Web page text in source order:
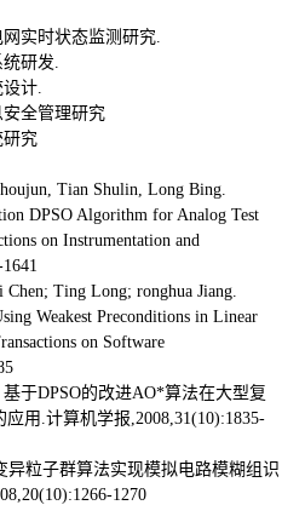
实时状态监测研究.
研发.
计.
全管理研究
研究
Tian Shulin, Long Bing.
DPSO Algorithm for Analog Test
on Instrumentation and
Ting Long; ronghua Jiang.
Weakest Preconditions in Linear
on Software
于DPSO的改进AO*算法在大型复
用.计算机学报,2008,31(10):1835-
异粒子群算法实现模拟电路模糊组识
1270